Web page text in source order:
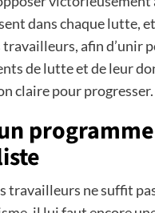
dans chaque lutte,
travailleurs, afin d’unir
de lutte et de leur
claire pour progresser.
programme
travailleurs ne suffit